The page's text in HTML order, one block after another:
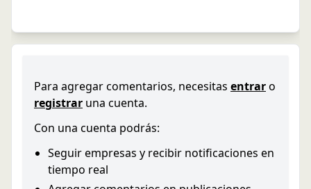
Para agregar comentarios, necesitas entraro
registrar una cuenta.
Con una cuenta podrás:
Seguir empresas y recibir notificaciones en
tiempo real